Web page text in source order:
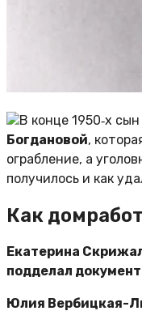
В конце 1950‑х сын
Богдановой,
ограбление, а
получилось и как
Как
Екатерина
подделал
Юлия Вербицкая-